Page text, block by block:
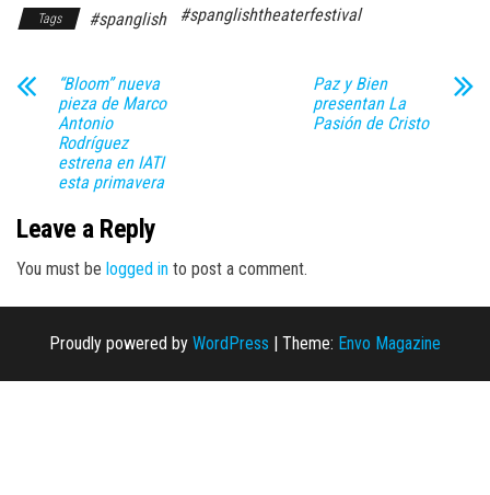
Tags #spanglish #spanglishtheaterfestival
“Bloom” nueva
pieza de Marco
Antonio
Rodríguez
estrena en IATI
esta primavera
Paz y Bien
presentan La
Pasión de Cristo
Leave a Reply
You must be logged in to post a comment.
Proudly powered by WordPress | Theme: Envo Magazine